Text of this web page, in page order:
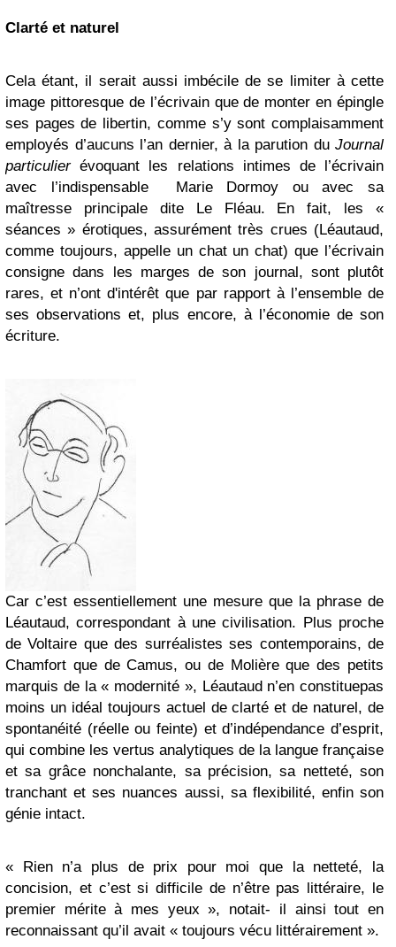
Clarté et naturel
Cela étant, il serait aussi imbécile de se limiter à cette
image pittoresque de l’écrivain que de monter en épingle
ses pages de libertin, comme s’y sont complaisamment
employés d’aucuns l’an dernier, à la parution du Journal
particulierévoquant les relations intimes de l’écrivain
avec l’indispensable Marie Dormoy ou avec sa
maîtresse principale dite Le Fléau. En fait, les «
séances » érotiques, assurément très crues (Léautaud,
comme toujours, appelle un chat un chat) que l’écrivain
consigne dans les marges de son journal, sont plutôt
rares, et n’ont d'intérêt que par rapport à l’ensemble de
ses observations et, plus encore, à l’économie de son
écriture.
Car c’est essentiellement une mesure que la phrase de
Léautaud, correspondant à une civilisation. Plus proche
de Voltaire que des surréalistes ses contemporains, de
Chamfort que de Camus, ou de Molière que des petits
marquis de la « modernité », Léautaud n’en constituepas
moins un idéal toujours actuel de clarté et de naturel, de
spontanéité (réelle ou feinte) et d’indépendance d’esprit,
qui combine les vertus analytiques de la langue française
et sa grâce nonchalante, sa précision, sa netteté, son
tranchant et ses nuances aussi, sa flexibilité, enfin son
génie intact.
« Rien n’a plus de prix pour moi que la netteté, la
concision, et c’est si difficile de n’être pas littéraire, le
premier mérite à mes yeux », notait- il ainsi tout en
reconnaissant qu’il avait « toujours vécu littérairement ».